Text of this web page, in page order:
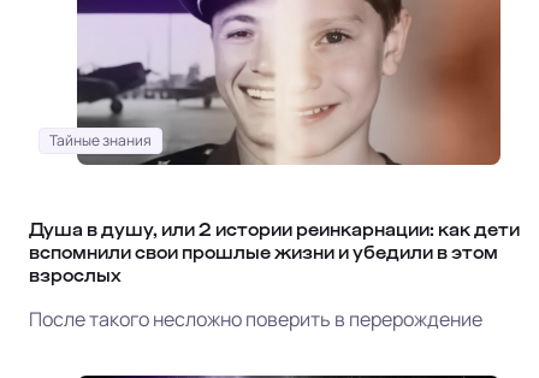
Тайные знания
Душа в душу, или 2 истории реинкарнации: как дети
вспомнили свои прошлые жизни и убедили в этом
взрослых
После такого несложно поверить в перерождение